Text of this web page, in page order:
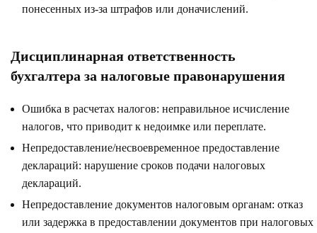
понесенных из-за штрафов или доначислений.
Дисциплинарная ответственность
бухгалтера за налоговые правонарушения
Ошибка в расчетах налогов: неправильное исчисление
налогов, что приводит к недоимке или переплате.
Непредоставление/несвоевременное предоставление
деклараций: нарушение сроков подачи налоговых
деклараций.
Непредоставление документов налоговым органам: отказ
или задержка в предоставлении документов при налоговых